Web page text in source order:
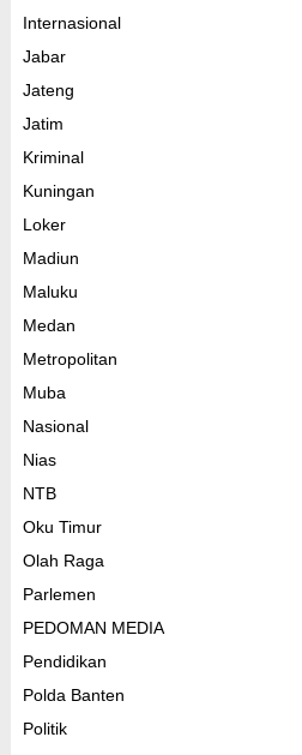
Internasional
Jabar
Jateng
Jatim
Kriminal
Kuningan
Loker
Madiun
Maluku
Medan
Metropolitan
Muba
Nasional
Nias
NTB
Oku Timur
Olah Raga
Parlemen
PEDOMAN MEDIA
Pendidikan
Polda Banten
Politik